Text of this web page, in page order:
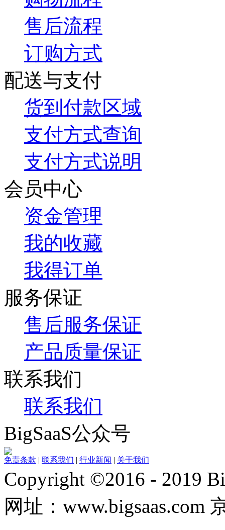
售后流程
订购方式
配送与支付
货到付款区域
支付方式查询
支付方式说明
会员中心
资金管理
我的收藏
我得订单
服务保证
售后服务保证
产品质量保证
联系我们
联系我们
BigSaaS公众号
免责条款 | 联系我们 | 行业新闻 | 关于我们
Copyright ©2016 - 2019
网址：www.bigsaas.com